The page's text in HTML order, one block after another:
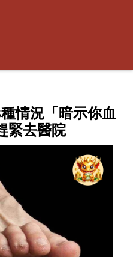
情況「暗示你血
緊去醫院